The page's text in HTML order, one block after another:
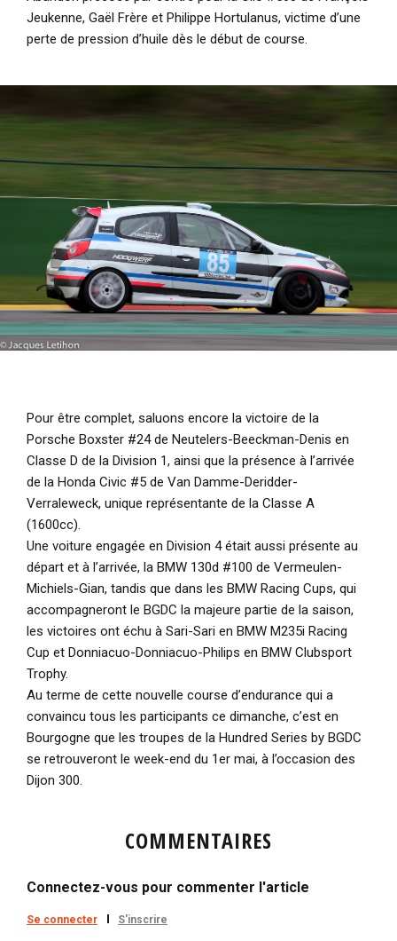
Jeukenne, Gaël Frère et Philippe Hortulanus, victime d’une
perte de pression d’huile dès le début de course.
Pour être complet, saluons encore la victoire de la
Porsche Boxster #24 de Neutelers-Beeckman-Denis en
Classe D de la Division 1, ainsi que la présence à l’arrivée
de la Honda Civic #5 de Van Damme-Deridder-
Verraleweck, unique représentante de la Classe A
(1600cc).
Une voiture engagée en Division 4 était aussi présente au
départ et à l’arrivée, la BMW 130d #100 de Vermeulen-
Michiels-Gian, tandis que dans les BMW Racing Cups, qui
accompagneront le BGDC la majeure partie de la saison,
les victoires ont échu à Sari-Sari en BMW M235i Racing
Cup et Donniacuo-Donniacuo-Philips en BMW Clubsport
Trophy.
Au terme de cette nouvelle course d’endurance qui a
convaincu tous les participants ce dimanche, c’est en
Bourgogne que les troupes de la Hundred Series by BGDC
se retrouveront le week-end du 1er mai, à l’occasion des
Dijon 300.
COMMENTAIRES
Connectez-vous pour commenter l'article
Se connecter S'inscrire